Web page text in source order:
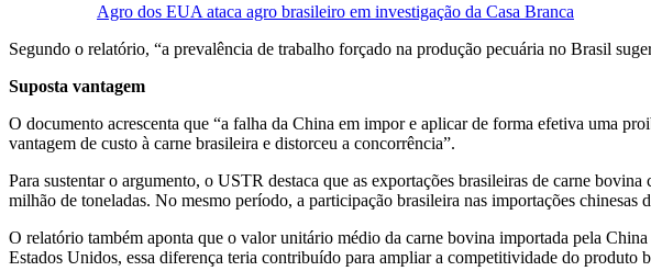
Agro dos EUA ataca agro brasileiro em investigação da Casa Branca
Segundo o relatório, “a prevalência de trabalho forçado na produção pecuária no Brasil
Suposta vantagem
O documento acrescenta que “a falha da China em impor e aplicar de forma efetiva uma
vantagem de custo à carne brasileira e distorceu a concorrência”.
Para sustentar o argumento, o USTR destaca que as exportações brasileiras de carne bovina
milhão de toneladas. No mesmo período, a participação brasileira nas importações
O relatório também aponta que o valor unitário médio da carne bovina importada pela
Estados Unidos, essa diferença teria contribuído para ampliar a competitividade do produto